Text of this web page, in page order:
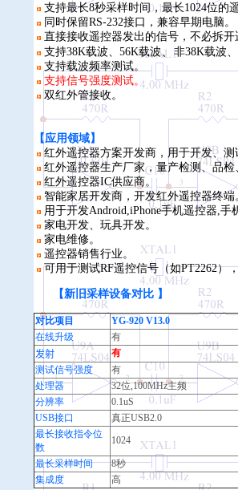
支持最长8秒采样时间，最长1024位的
同时保留RS-232接口，兼容早期电脑。
直接接收遥控器发出的信号，不必拆开
支持38K载波、56K载波、 非38K载波
支持载波频率测试。
支持信号强度测试。
双红外管接收。
【应用领域】
红外遥控器方案开发商，用于开发、
红外遥控器生产厂家，量产检测、品检
红外遥控器IC供应商。
智能家居开发商，开发红外遥控器终端
用于开发Android,iPhone手机遥控器,手
家电开发、玩具开发。
家电维修。
遥控器销售行业。
可用于测试RF遥控信号（如PT2262）
【新旧采样设备对比 】
对比项目
YG-920 V13.0
在线升级
有
发射
有
测试信号强度
有
处理器
32位,100MHz主频
分辨率
0.1uS
USB接口
真正USB2.0
最长接收指令位
数
1024
最长采样时间
8秒
集成度
高